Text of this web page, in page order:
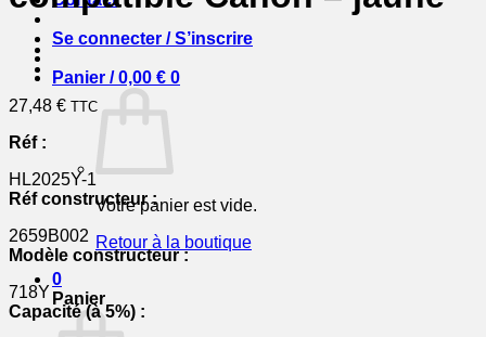
Se connecter / S’inscrire
Panier /0,00 € 0
Votre panier est vide.
Retour à la boutique
0
Panier
27,48 € TTC
Réf :
HL2025Y-1
Réf constructeur :
2659B002
Modèle constructeur :
718Y
Capacité (à 5%) :